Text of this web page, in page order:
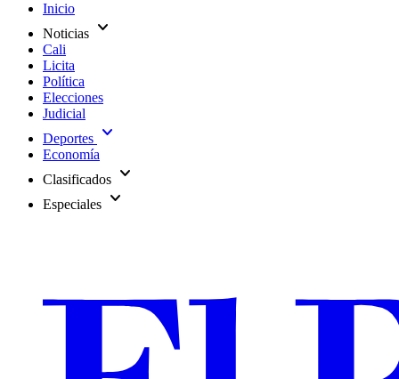
Inicio
Noticias expand_more
Cali
Licita
Política
Elecciones
Judicial
Deportes expand_more
Economía
Clasificados expand_more
Especiales expand_more